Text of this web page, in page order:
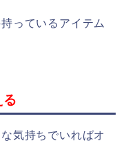
っているアイテム
る
気持ちでいればオ